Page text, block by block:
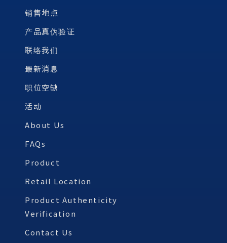
销售地点
产品真伪验证
联络我们
最新消息
职位空缺
活动
About Us
FAQs
Product
Retail Location
Product Authenticity
Verification
Contact Us